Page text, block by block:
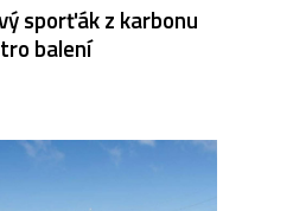
sporťák z karbonu
balení